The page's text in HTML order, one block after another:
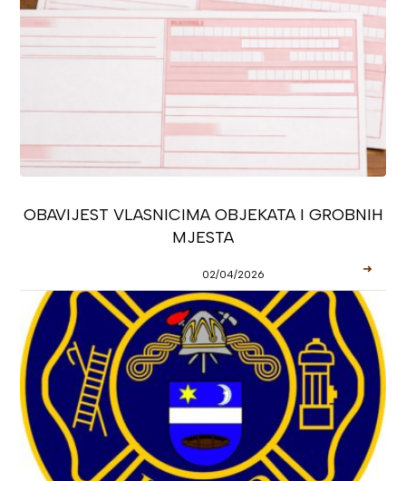
OBAVIJEST VLASNICIMA OBJEKATA I GROBNIH
MJESTA
02/04/2026 ➜